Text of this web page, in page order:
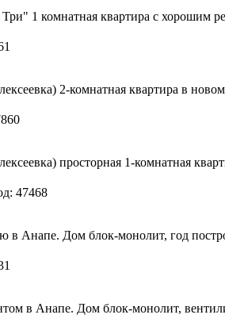
1 комнатная квартира с хорошим
2-комнатная квартира в
просторная 1-комнатная
47468
в Анапе. Дом блок-монолит, год
в Анапе. Дом блок-монолит,